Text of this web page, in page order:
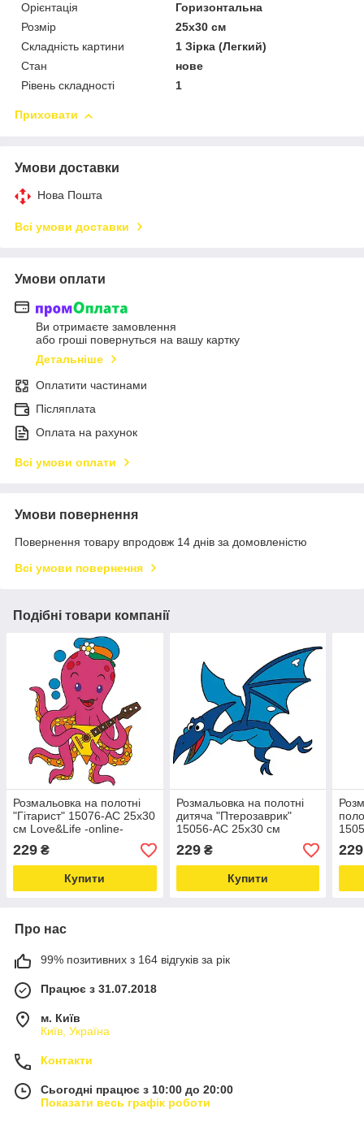
Орієнтація
Горизонтальна
Розмір
25х30 см
Складність картини
1 Зірка (Легкий)
Стан
нове
Рівень складності
1
Приховати
Умови доставки
Нова Пошта
Всі умови доставки
Умови оплати
Ви отримаєте замовлення
або гроші повернуться на вашу картку
Детальніше
Оплатити частинами
Післяплата
Оплата на рахунок
Всі умови оплати
Умови повернення
Повернення товару впродовж 14 днів за домовленістю
Всі умови повернення
Подібні товари компанії
Розмальовка на полотні
"Гітарист" 15076-AC 25х30
см Love&Life -online-
multimarket-
229 ₴
Купити
Розмальовка на полотні
дитяча "Птерозаврик"
15056-AC 25х30 см
Love&Life -online-
multimarket-
229₴
Купити
229
Про нас
99% позитивних з 164 відгуків за рік
Працює з 31.07.2018
м. Київ
Київ, Україна
Контакти
Сьогодні працює з 10:00 до 20:00
Показати весь графік роботи